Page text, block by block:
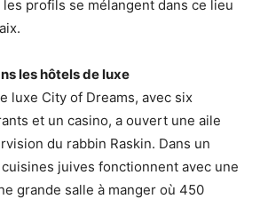
profils se mélangent dans ce lieu
les hôtels de luxe
luxe City of Dreams, avec six
et un casino, a ouvert une aile
du rabbin Raskin. Dans un
juives fonctionnent avec une
grande salle à manger où 450